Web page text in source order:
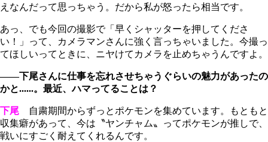
えなんだって思っちゃう。だから私が怒ったら相当です。
あっ、でも今回の撮影で「早くシャッターを押してくださ
い！」って、カメラマンさんに強く言っちゃいました。今撮っ
てほしいってときに、ニヤけてカメラを止めちゃうんですよ。
――下尾さんに仕事を忘れさせちゃうぐらいの魅力があったの
かと......。最近、ハマってることは？
下尾 自粛期間からずっとポケモンを集めています。もともと
収集癖があって、今は〝ヤンチャム〟ってポケモンが推しで、
戦いにすごく耐えてくれるんです。